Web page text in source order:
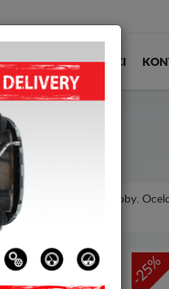
PRODEJCI
2, pro různé roky výroby.
2.
-25%